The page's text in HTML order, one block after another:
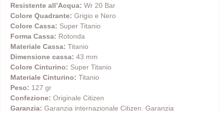
Resistente all’Acqua: Wr 20 Bar
Colore Quadrante: Grigio e Nero
Colore Cassa: Super Titanio
Forma Cassa: Rotonda
Materiale Cassa: Titanio
Dimensione cassa: 43 mm
Colore Cinturino: Super Titanio
Materiale Cinturino: Titanio
Peso: 127 gr
Confezione: Originale Citizen
Garanzia: Garanzia internazionale Citizen. Garanzia